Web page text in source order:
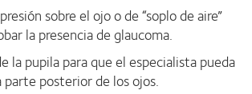
sobre el ojo o de “soplo de aire”
la presencia de glaucoma.
la pupila para que el especialista pueda
posterior de los ojos.